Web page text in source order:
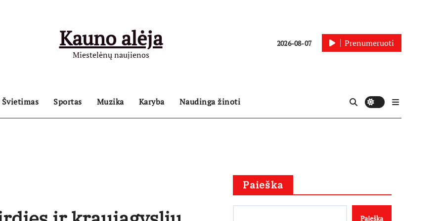
Kauno alėja
Miestelėnų naujienos
2026-08-07 Prenumeruoti
Švietimas Sportas Muzika Karyba Naudinga žinoti
Paieška
Paieška